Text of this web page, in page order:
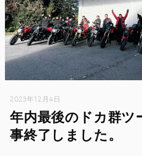
2023年12月4日
年内最後のドカ群ツ
事終了しました。